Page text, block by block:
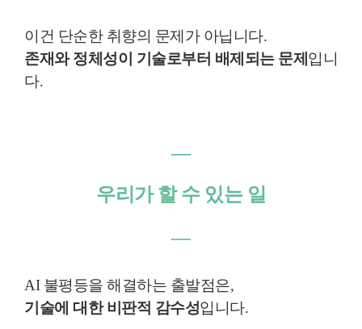
이건 단순한 취향의 문제가 아닙니다.
존재와 정체성이 기술로부터 배제되는 문제 입니
다.
―
우리가 할 수 있는 일
―
AI 불평등을 해결하는 출발점은,
기술에 대한 비판적 감수성입니다.